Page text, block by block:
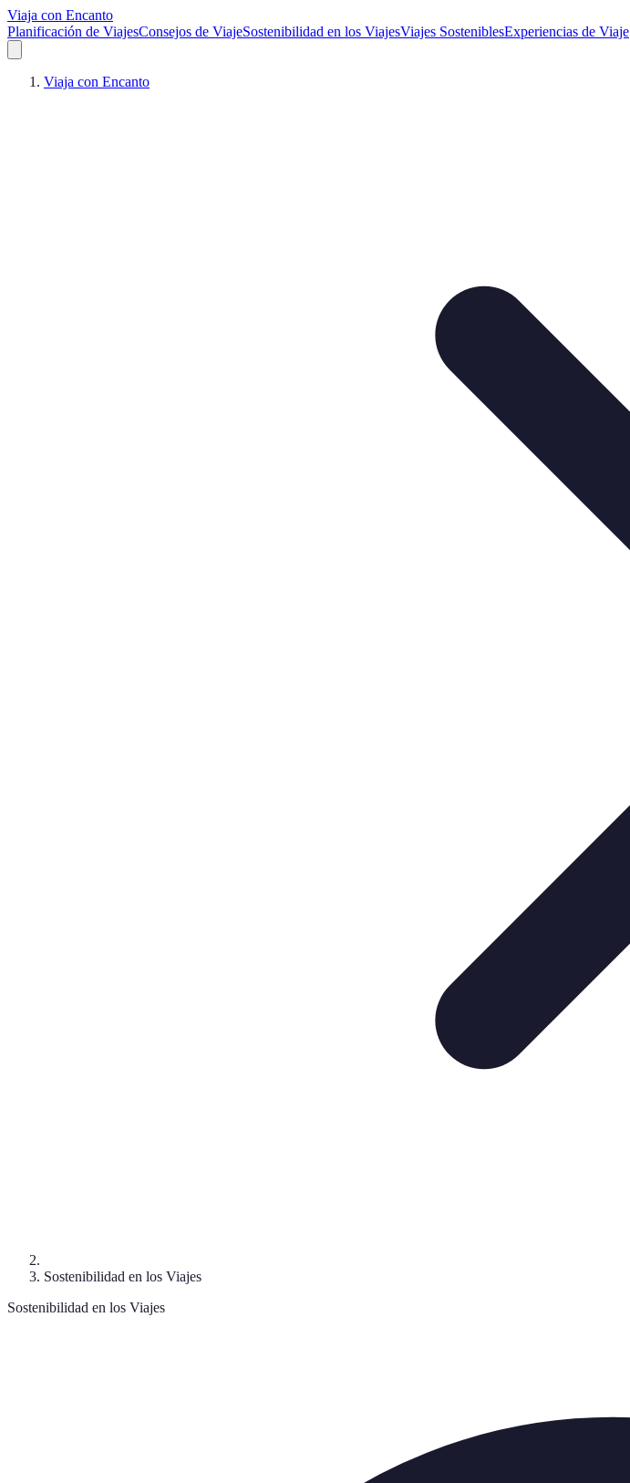
Viaja con Encanto
Planificación de ViajesConsejos de ViajeSostenibilidad en los ViajesViajes SosteniblesExperiencias de Viaje
Viaja con Encanto
Sostenibilidad en los Viajes
Sostenibilidad en los Viajes